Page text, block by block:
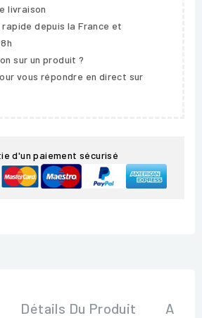
livraison
depuis la France et
sur un produit ?
vous répondre en direct sur
d'un paiement sécurisé
Détails Du Produit Avis